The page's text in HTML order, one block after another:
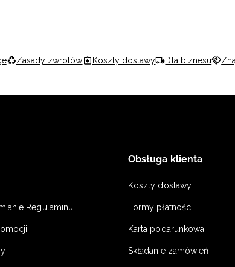
Zasady zwrotów Koszty dostawy Dla biznesu
Regulaminu
Obsługa klienta
Koszty dostawy
Formy płatności
Karta podarunkowa
Składanie zamówień